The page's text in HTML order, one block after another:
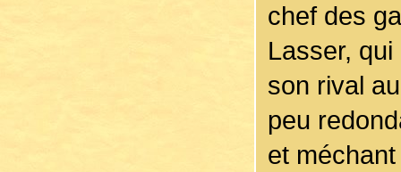
chef des
Lasser,
son rival
peu
et